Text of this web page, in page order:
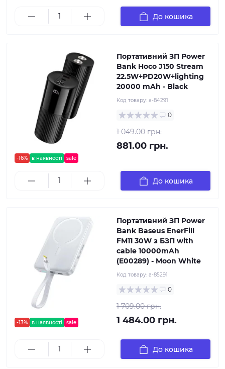
До кошика
-16% в наявності sale
Портативний ЗП Power
Bank Hoco J150 Stream
22.5W+PD20W+lighting
20000 mAh - Black
Код товару: a-84291
0
1 049.00 грн.
881.00 грн.
До кошика
-13% в наявності sale
Портативний ЗП Power
Bank Baseus EnerFill
FM11 30W з БЗП with
cable 10000mAh
(E00289) - Moon White
Код товару: a-85291
0
1 709.00 грн.
1 484.00 грн.
До кошика